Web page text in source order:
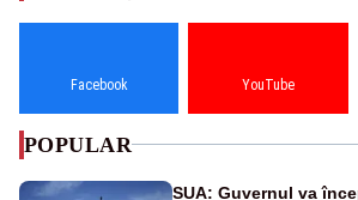
Facebook YouTube
POPULAR
SUA: Guvernul va